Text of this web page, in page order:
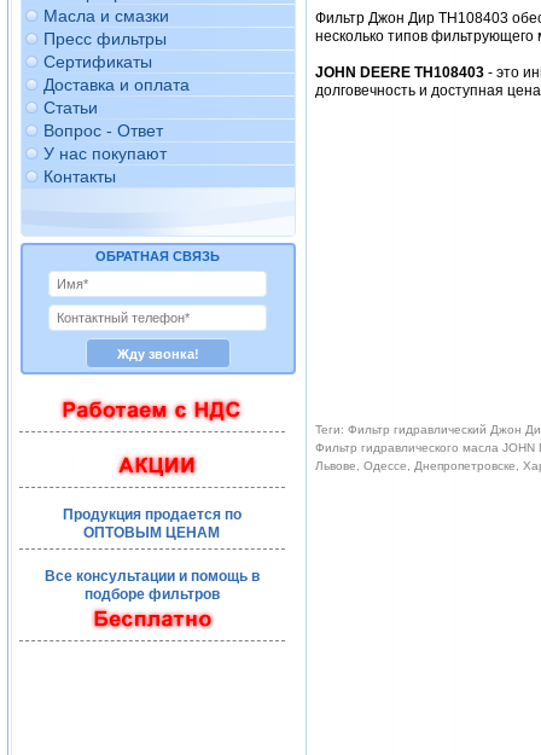
Масла и смазки
Пресс фильтры
Сертификаты
Доставка и оплата
Статьи
Вопрос - Ответ
У нас покупают
Контакты
ОБРАТНАЯ СВЯЗЬ
Продукция продается по
ОПТОВЫМ ЦЕНАМ
Все консультации и помощь в
подборе фильтров
Фильтр Джон Дир TH108403
несколько типов фильтрующего
JOHN DEERE TH108403- это
долговечность и доступная
Теги: Фильтр гидравлический Джон
Фильтр гидравлического масла
Львове, Одессе, Днепропетровске,